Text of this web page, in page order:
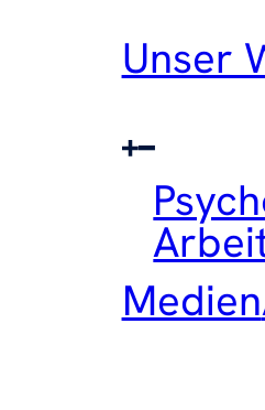
Unser
Medien